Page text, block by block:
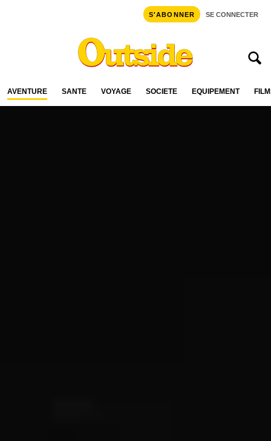
S'ABONNER SE CONNECTER
AVENTURE SANTÉ VOYAGE SOCIÉTÉ ÉQUIPEMENT